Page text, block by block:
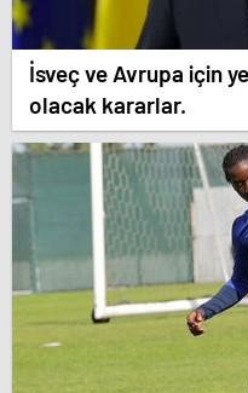
İsveç ve Avrupa için
olacak kararlar.